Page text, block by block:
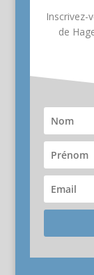
Inscrivez-
de